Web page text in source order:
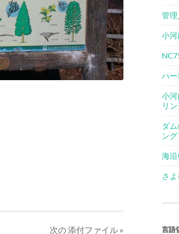
次の添付ファイル»
管
小
ハ
小
リ
ダ
ング
海
さ
言語